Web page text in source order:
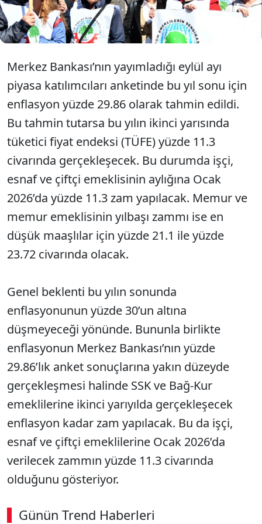
alacak.
Merkez Bankası’nın yayımladığı eylül ayı
piyasa katılımcıları anketinde bu yıl sonu için
enflasyon yüzde 29.86 olarak tahmin edildi.
Bu tahmin tutarsa bu yılın ikinci yarısında
tüketici fiyat endeksi (TÜFE) yüzde 11.3
civarında gerçekleşecek. Bu durumda işçi,
esnaf ve çiftçi emeklisinin aylığına Ocak
2026’da yüzde 11.3 zam yapılacak. Memur ve
memur emeklisinin yılbaşı zammı ise en
düşük maaşlılar için yüzde 21.1 ile yüzde
23.72 civarında olacak.
Genel beklenti bu yılın sonunda
enflasyonunun yüzde 30’un altına
düşmeyeceği yönünde. Bununla birlikte
enflasyonun Merkez Bankası’nın yüzde
29.86’lık anket sonuçlarına yakın düzeyde
gerçekleşmesi halinde SSK ve Bağ-Kur
emeklilerine ikinci yarıyılda gerçekleşecek
enflasyon kadar zam yapılacak. Bu da işçi,
esnaf ve çiftçi emeklilerine Ocak 2026’da
verilecek zammın yüzde 11.3 civarında
olduğunu gösteriyor.
Günün Trend Haberleri